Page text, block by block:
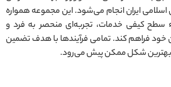
ایران انجام می‌شود. این مجموعه همواره
سطح کیفی خدمات، تجربه‌ای منحصر به فرد و
فراهم کند. تمامی فرآیندها با هدف تضمین
بهترین شکل ممکن پیش می‌رود.